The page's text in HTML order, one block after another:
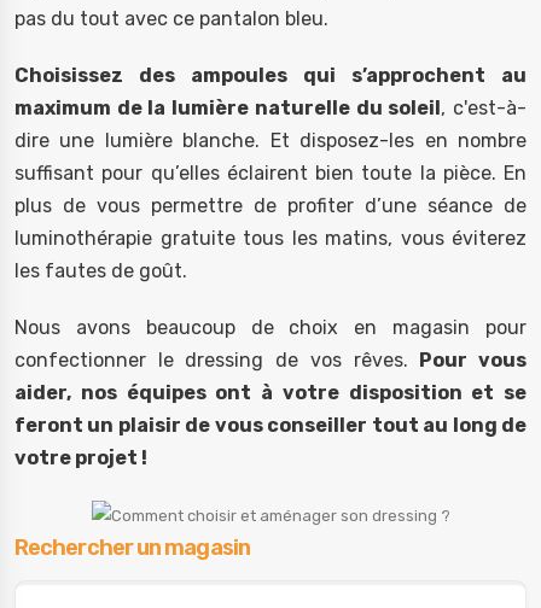
Rechercher un magasin
pas du tout avec ce pantalon bleu.
Choisissez des ampoules qui s’approchent au
maximum de la lumière naturelle du soleil , c'est-à-
dire une lumière blanche. Et disposez-les en nombre
suffisant pour qu’elles éclairent bien toute la pièce. En
plus de vous permettre de profiter d’une séance de
luminothérapie gratuite tous les matins, vous éviterez
les fautes de goût.
Nous avons beaucoup de choix en magasin pour
confectionner le dressing de vos rêves.
Pour vous
aider, nos équipes ont à votre disposition et se
feront un plaisir de vous conseiller tout au long de
votre projet !